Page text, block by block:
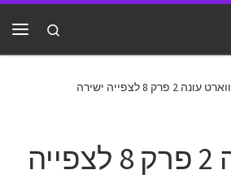
דלג לתוכן
Search
ווארט עונה 2 פרק 8 לצפייה ישירה
ווארט עונה 2 פרק 8 לצפייה